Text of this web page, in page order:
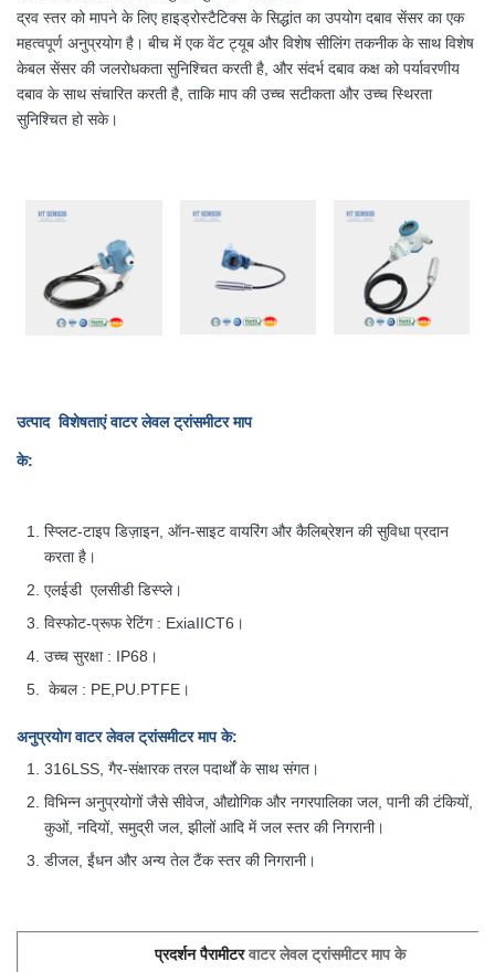
द्रव स्तर को मापने के लिए हाइड्रोस्टैटिक्स के सिद्धांत का उपयोग दबाव सेंसर का एक
महत्वपूर्ण अनुप्रयोग है। बीच में एक वेंट ट्यूब और विशेष सीलिंग तकनीक के साथ विशेष
केबल सेंसर की जलरोधकता सुनिश्चित करती है, और संदर्भ दबाव कक्ष को पर्यावरणीय
दबाव के साथ संचारित करती है, ताकि माप की उच्च सटीकता और उच्च स्थिरता
सुनिश्चित हो सके।
उत्पाद विशेषताएंवाटर लेवल ट्रांसमीटर माप
के:
स्प्लिट-टाइप डिज़ाइन, ऑन-साइट वायरिंग और कैलिब्रेशन की सुविधा प्रदान
करता है।
एलईडी एलसीडी डिस्प्ले।
विस्फोट-प्रूफ रेटिंग : ExiaIICT6।
उच्च सुरक्षा : IP68।
केबल : PE,PU.PTFE।
अनुप्रयोगवाटर लेवल ट्रांसमीटर माप के:
316LSS, गैर-संक्षारक तरल पदार्थों के साथ संगत।
विभिन्न अनुप्रयोगों जैसे सीवेज, औद्योगिकऔर नगरपालिका जल, पानी की टंकियों,
कुओं, नदियों, समुद्री जल, झीलों आदि में जल स्तर की निगरानी।
डीजल, ईंधन और अन्य तेल टैंक स्तर की निगरानी।
प्रदर्शन पैरामीटरवाटर लेवल ट्रांसमीटर माप के